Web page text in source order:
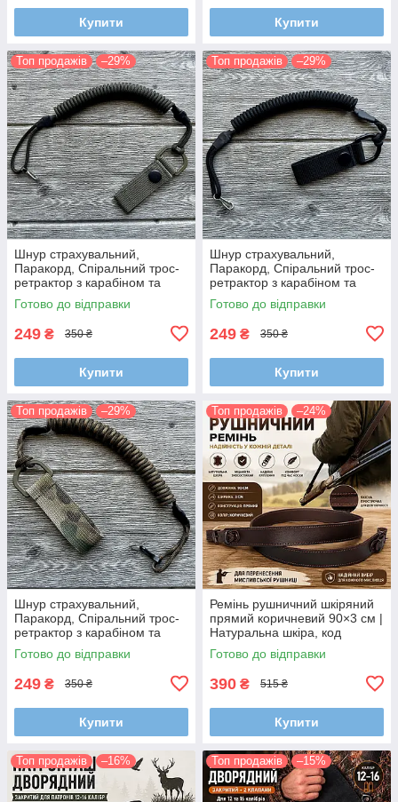
Купити Купити
Топ продажів –29%
Шнур страхувальний,
Паракорд, Спіральний трос-
ретрактор з карабіном та
кріпленням на пояс (Довжина
35-100 см)
Готово до відправки
249 ₴ 350 ₴
Купити
Топ продажів –29%
Шнур страхувальний,
Паракорд, Спіральний трос-
ретрактор з карабіном та
кріпленням на пояс (Довжина
35-100 см)
Готово до відправки
249 ₴ 350 ₴
Купити
Топ продажів –29%
Шнур страхувальний,
Паракорд, Спіральний трос-
ретрактор з карабіном та
кріпленням на пояс (Довжина
35-100 см)
Готово до відправки
249 ₴ 350 ₴
Купити
Топ продажів –24%
Ремінь рушничний шкіряний
прямий коричневий 90×3 см |
Натуральна шкіра, код
95020/2
Готово до відправки
390 ₴ 515 ₴
Купити
Топ продажів –16% Топ продажів –15%